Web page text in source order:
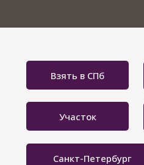
Участок
Санкт-Петербург
Взять в СПб